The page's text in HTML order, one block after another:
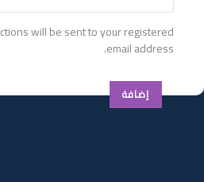
will be sent to your registered
email address.